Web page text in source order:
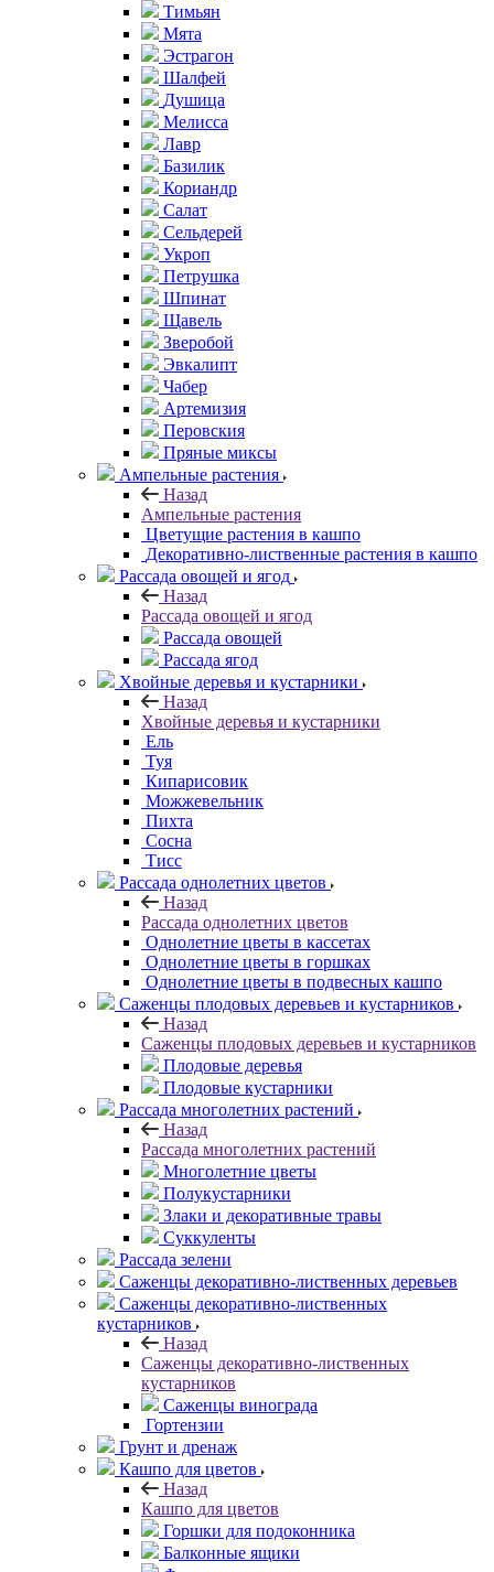
Тимьян
Мята
Эстрагон
Шалфей
Душица
Мелисса
Лавр
Базилик
Кориандр
Салат
Сельдерей
Укроп
Петрушка
Шпинат
Щавель
Зверобой
Эвкалипт
Чабер
Артемизия
Перовския
Пряные миксы
Ампельные растения
Назад
Ампельные растения
Цветущие растения в кашпо
Декоративно-лиственные растения в кашпо
Рассада овощей и ягод
Назад
Рассада овощей и ягод
Рассада овощей
Рассада ягод
Хвойные деревья и кустарники
Назад
Хвойные деревья и кустарники
Ель
Туя
Кипарисовик
Можжевельник
Пихта
Сосна
Тисc
Рассада однолетних цветов
Назад
Рассада однолетних цветов
Однолетние цветы в кассетах
Однолетние цветы в горшках
Однолетние цветы в подвесных кашпо
Саженцы плодовых деревьев и кустарников
Назад
Саженцы плодовых деревьев и кустарников
Плодовые деревья
Плодовые кустарники
Рассада многолетних растений
Назад
Рассада многолетних растений
Многолетние цветы
Полукустарники
Злаки и декоративные травы
Суккуленты
Рассада зелени
Саженцы декоративно-лиственных деревьев
Саженцы декоративно-лиственных
кустарников
Назад
Саженцы декоративно-лиственных
кустарников
Саженцы винограда
Гортензии
Грунт и дренаж
Кашпо для цветов
Назад
Кашпо для цветов
Горшки для подоконника
Балконные ящики